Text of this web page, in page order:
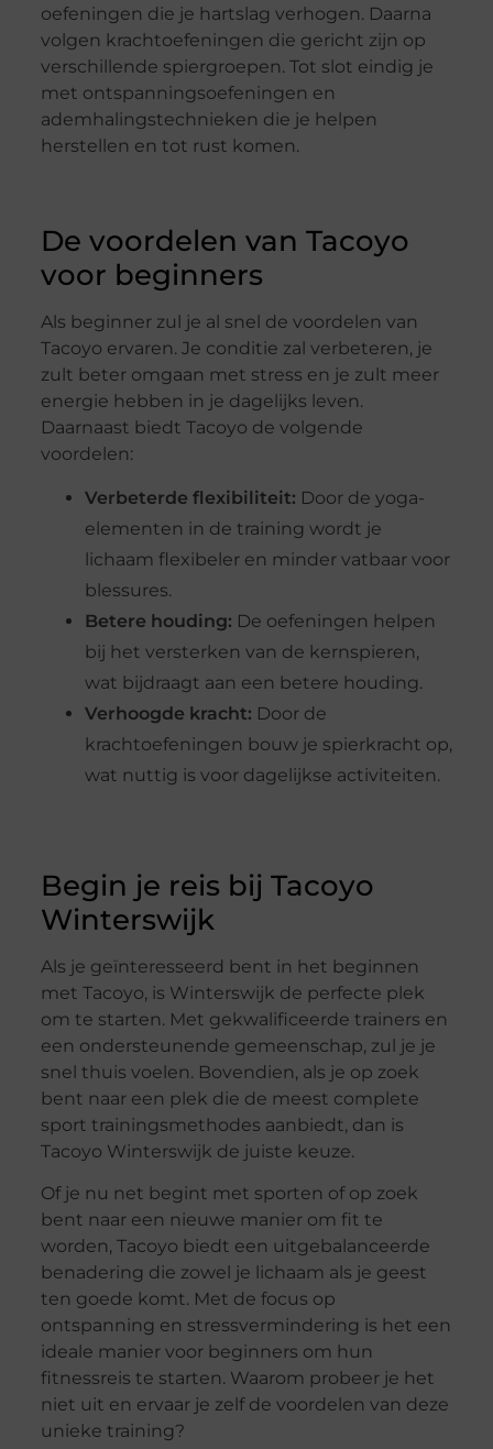
oefeningen die je hartslag verhogen. Daarna
volgen krachtoefeningen die gericht zijn op
verschillende spiergroepen. Tot slot eindig je
met ontspanningsoefeningen en
ademhalingstechnieken die je helpen
herstellen en tot rust komen.
De voordelen van Tacoyo
voor beginners
Als beginner zul je al snel de voordelen van
Tacoyo ervaren. Je conditie zal verbeteren, je
zult beter omgaan met stress en je zult meer
energie hebben in je dagelijks leven.
Daarnaast biedt Tacoyo de volgende
voordelen:
Verbeterde flexibiliteit: Door de yoga-
elementen in de training wordt je
lichaam flexibeler en minder vatbaar voor
blessures.
Betere houding: De oefeningen helpen
bij het versterken van de kernspieren,
wat bijdraagt aan een betere houding.
Verhoogde kracht: Door de
krachtoefeningen bouw je spierkracht op,
wat nuttig is voor dagelijkse activiteiten.
Begin je reis bij Tacoyo
Winterswijk
Als je geïnteresseerd bent in het beginnen
met Tacoyo, is Winterswijk de perfecte plek
om te starten. Met gekwalificeerde trainers en
een ondersteunende gemeenschap, zul je je
snel thuis voelen. Bovendien, als je op zoek
bent naar een plek die de meest complete
sport trainingsmethodes aanbiedt, dan is
Tacoyo Winterswijk de juiste keuze.
Of je nu net begint met sporten of op zoek
bent naar een nieuwe manier om fit te
worden, Tacoyo biedt een uitgebalanceerde
benadering die zowel je lichaam als je geest
ten goede komt. Met de focus op
ontspanning en stressvermindering is het een
ideale manier voor beginners om hun
fitnessreis te starten. Waarom probeer je het
niet uit en ervaar je zelf de voordelen van deze
unieke training?